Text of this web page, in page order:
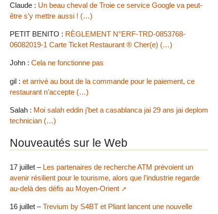
Claude : Un beau cheval de Troie ce service Google va peut-
être s’y mettre aussi ! (…)
PETIT BENITO : RÈGLEMENT N°ERF-TRD-0853768-
06082019-1 Carte Ticket Restaurant ® Cher(e) (…)
John : Cela ne fonctionne pas
gil : et arrivé au bout de la commande pour le paiement, ce
restaurant n’accepte (…)
Salah : Moi salah eddin j’bet a casablanca jai 29 ans jai deplom
technician (…)
Nouveautés sur le Web
17 juillet – Les partenaires de recherche ATM prévoient un
avenir résilient pour le tourisme, alors que l’industrie regarde
au-delà des défis au Moyen-Orient
16 juillet –Trevium by S4BT et Pliant lancent une nouvelle